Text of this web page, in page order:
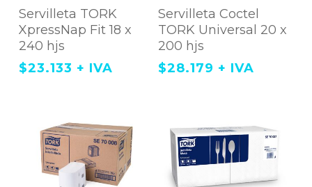
Agregar Al Carrito
Servilleta TORK
XpressNap Fit 18 x
240 hjs
$23.133 + IVA
Agregar Al Carrito
Servilleta Coctel
TORK Universal 20 x
200 hjs
$28.179 + IVA